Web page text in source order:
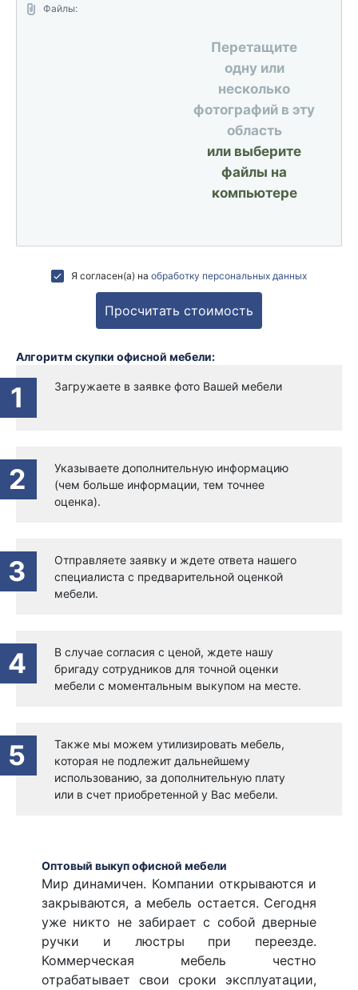
Файлы:
Перетащите
одну или
несколько
фотографий в эту
область
или выберите
файлы на
компьютере
Я согласен(а) на обработку персональных данных
Алгоритм скупки офисной мебели:
1 Загружаете в заявке фото Вашей мебели
2
Указываете дополнительную информацию
(чем больше информации, тем точнее
оценка).
3
Отправляете заявку и ждете ответа нашего
специалиста с предварительной оценкой
мебели.
4
В случае согласия с ценой, ждете нашу
бригаду сотрудников для точной оценки
мебели с моментальным выкупом на месте.
5
Также мы можем утилизировать мебель,
которая не подлежит дальнейшему
использованию, за дополнительную плату
или в счет приобретенной у Вас мебели.
Оптовый выкуп офисной мебели
Мир динамичен. Компании открываются и
закрываются, а мебель остается. Сегодня
уже никто не забирает с собой дверные
ручки и люстры при переезде.
Коммерческая мебель честно
отрабатывает свои сроки эксплуатации,